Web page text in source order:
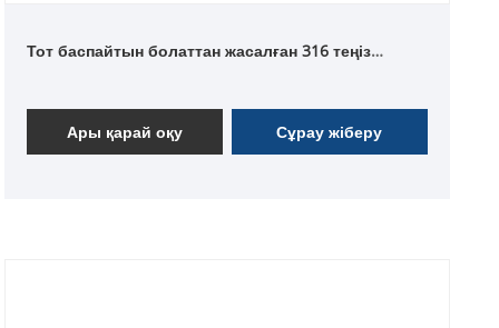
Тот баспайтын болаттан жасалған 316 теңіз
Ары қарай оқу Сұрау жіберу